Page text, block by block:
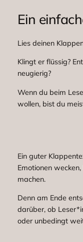
Ein
Lies deinen
Klingt er flüssig?
neugierig?
Wenn du beim
wollen, bist du
Ein guter
Emotionen
machen.
Denn am Ende
darüber, ob
oder unbedingt